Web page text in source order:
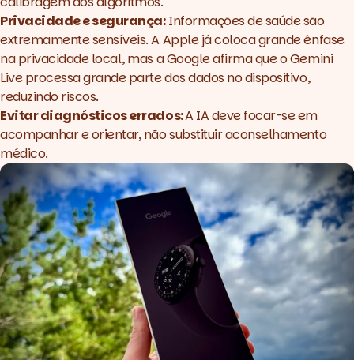
Privacidade e segurança:Informações de saúde são
extremamente sensíveis. A Apple já coloca grande ênfase
na privacidade local, mas a Google afirma que o Gemini
Live processa grande parte dos dados no dispositivo,
reduzindo riscos.
Evitar diagnósticos errados:A IA deve focar-se em
acompanhar e orientar, não substituir aconselhamento
médico.